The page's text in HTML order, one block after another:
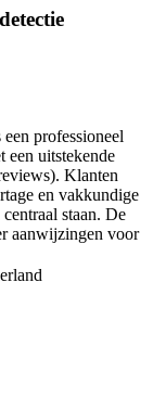
professioneel
uitstekende
Klanten
en vakkundige
staan. De
aanwijzingen voor